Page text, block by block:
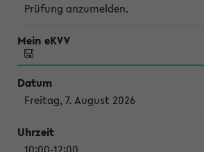
Prüfung anzumelden.
Freitag, 7. August 2026